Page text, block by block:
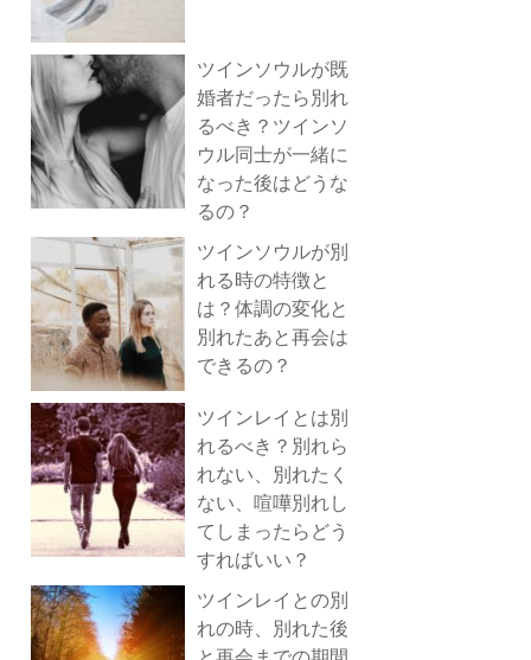
ツインソウルが既
婚者だったら別れ
るべき？ツインソ
ウル同士が一緒に
なった後はどうな
るの？
ツインソウルが別
れる時の特徴と
は？体調の変化と
別れたあと再会は
できるの？
ツインレイとは別
れるべき？別れら
れない、別れたく
ない、喧嘩別れし
てしまったらどう
すればいい？
ツインレイとの別
れの時、別れた後